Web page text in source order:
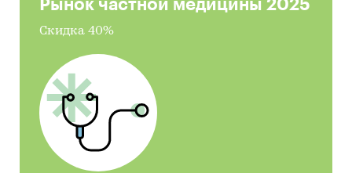
Московской области
Оценка факторов инвестиционной
привлекательности рынка стальной
проволоки
Динамика и прогноз внешнеторговых
поставок стальной проволоки на рынок
России
Рынок частной медицины 2025
Скидка 40%